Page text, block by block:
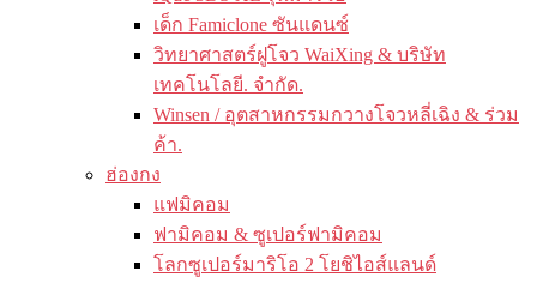
เด็ก Famiclone ซันแดนซ์
วิทยาศาสตร์ฝูโจว WaiXing & บริษัท
เทคโนโลยี. จำกัด.
Winsen / อุตสาหกรรมกวางโจวหลี่เฉิง & ร่วม
ค้า.
ฮ่องกง
แฟมิคอม
ฟามิคอม & ซูเปอร์ฟามิคอม
โลกซูเปอร์มาริโอ 2 โยชิไอส์แลนด์